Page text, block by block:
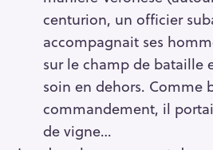
centurion, un officier
accompagnait ses
sur le champ de bataille
soin en dehors. Comme
commandement, il
de vigne…